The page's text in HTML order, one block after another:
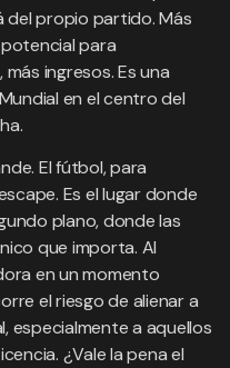
del propio partido. Más
para
ingresos. Es una
en el centro del
El fútbol, para
Es el lugar donde
plano, donde las
que importa. Al
en un momento
el riesgo de alienar a
especialmente a aquellos
¿Vale la pena el